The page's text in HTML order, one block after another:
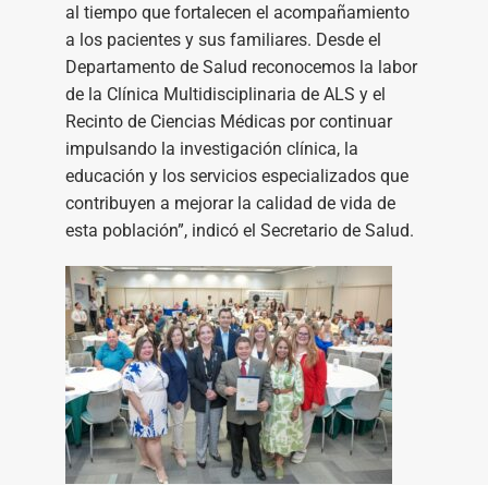
al tiempo que fortalecen el acompañamiento
a los pacientes y sus familiares. Desde el
Departamento de Salud reconocemos la labor
de la Clínica Multidisciplinaria de ALS y el
Recinto de Ciencias Médicas por continuar
impulsando la investigación clínica, la
educación y los servicios especializados que
contribuyen a mejorar la calidad de vida de
esta población”, indicó el Secretario de Salud.